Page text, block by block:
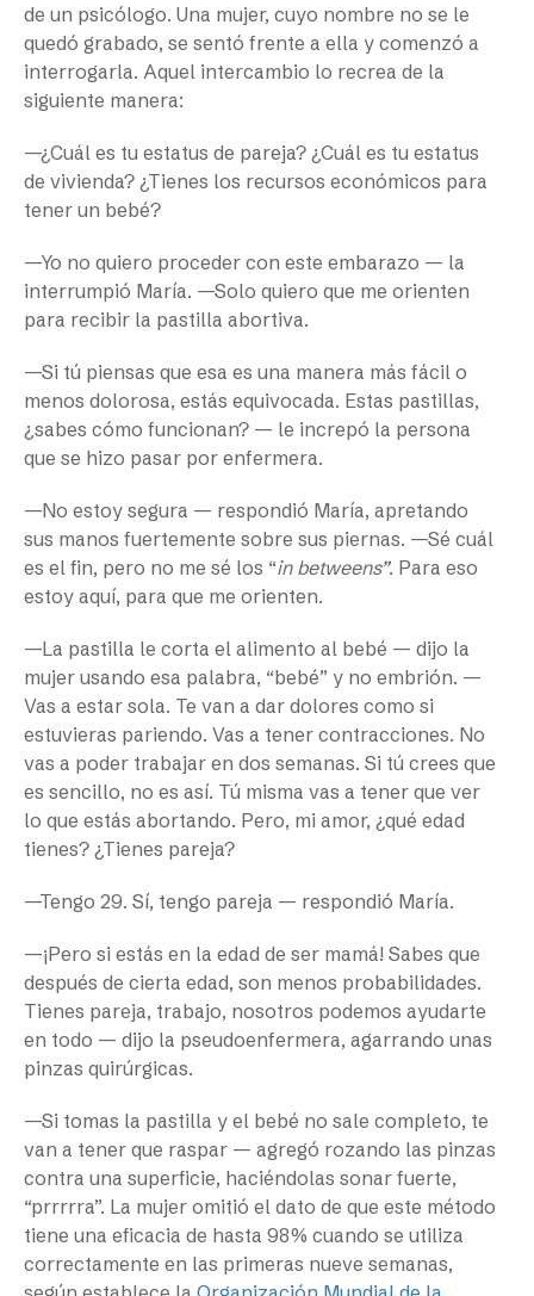
de un psicólogo. Una mujer, cuyo nombre no se le
quedó grabado, se sentó frente a ella y comenzó a
interrogarla. Aquel intercambio lo recrea de la
siguiente manera:
—¿Cuál es tu estatus de pareja? ¿Cuál es tu estatus
de vivienda? ¿Tienes los recursos económicos para
tener un bebé?
—Yo no quiero proceder con este embarazo — la
interrumpió María. —Solo quiero que me orienten
para recibir la pastilla abortiva.
—Si tú piensas que esa es una manera más fácil o
menos dolorosa, estás equivocada. Estas pastillas,
¿sabes cómo funcionan? — le increpó la persona
que se hizo pasar por enfermera.
—No estoy segura — respondió María, apretando
sus manos fuertemente sobre sus piernas. —Sé cuál
es el fin, pero no me sé los “in betweens”. Para eso
estoy aquí, para que me orienten.
—La pastilla le corta el alimento al bebé — dijo la
mujer usando esa palabra, “bebé” y no embrión. —
Vas a estar sola. Te van a dar dolores como si
estuvieras pariendo. Vas a tener contracciones. No
vas a poder trabajar en dos semanas. Si tú crees que
es sencillo, no es así. Tú misma vas a tener que ver
lo que estás abortando. Pero, mi amor, ¿qué edad
tienes? ¿Tienes pareja?
—Tengo 29. Sí, tengo pareja — respondió María.
—¡Pero si estás en la edad de ser mamá! Sabes que
después de cierta edad, son menos probabilidades.
Tienes pareja, trabajo, nosotros podemos ayudarte
en todo — dijo la pseudoenfermera, agarrando unas
pinzas quirúrgicas.
—Si tomas la pastilla y el bebé no sale completo, te
van a tener que raspar — agregó rozando las pinzas
contra una superficie, haciéndolas sonar fuerte,
“prrrrra”. La mujer omitió el dato de que este método
tiene una eficacia de hasta 98% cuando se utiliza
correctamente en las primeras nueve semanas,